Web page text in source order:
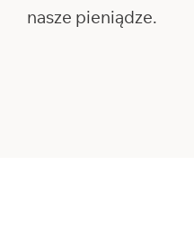
nasze pieniądze.